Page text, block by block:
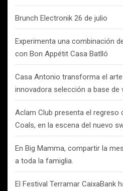
Brunch Electronik 26 de julio
Experimenta una combinación
con Bon Appétit Casa Batlló
Casa Antonio transforma el
innovadora selección a base de
Aclam Club presenta el regreso
Coals, en la escena del nuevo
En Big Mamma, compartir la
a toda la famiglia.
El Festival Terramar CaixaBank